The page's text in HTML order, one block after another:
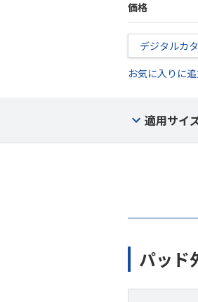
価格
デジタルカ
お気に入りに
適用サイ
パッド